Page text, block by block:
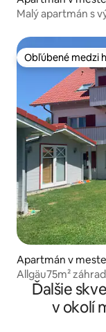
Malý apartmán s
Obľúbené medzi
Obľúbené medzi
Apartmán v
Allgäu75m²
Ďalšie
v okolí